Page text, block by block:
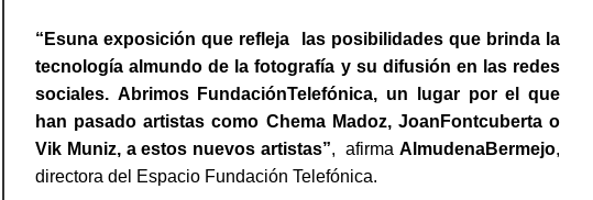
“Esuna exposición que refleja las posibilidades que brinda la
tecnología almundo de la fotografía y su difusión en las redes
sociales. Abrimos FundaciónTelefónica, un lugar por el que
han pasado artistas como Chema Madoz, JoanFontcuberta o
Vik Muniz, a estos nuevos artistas”, afirma AlmudenaBermejo,
directora del Espacio Fundación Telefónica.